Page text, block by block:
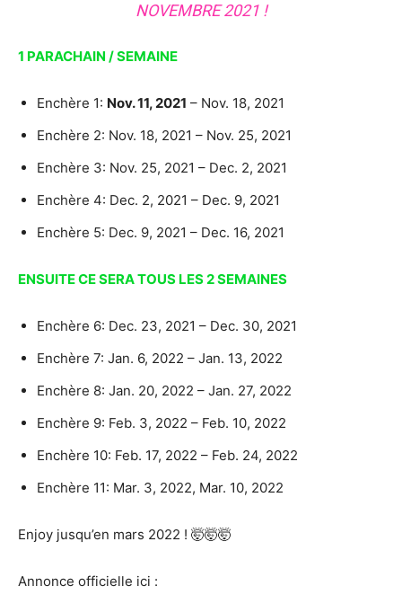
NOVEMBRE 2021 !
1 PARACHAIN / SEMAINE
Enchère 1: Nov. 11, 2021 – Nov. 18, 2021
Enchère 2: Nov. 18, 2021 – Nov. 25, 2021
Enchère 3: Nov. 25, 2021 – Dec. 2, 2021
Enchère 4: Dec. 2, 2021 – Dec. 9, 2021
Enchère 5: Dec. 9, 2021 – Dec. 16, 2021
ENSUITE CE SERA TOUS LES 2 SEMAINES
Enchère 6: Dec. 23, 2021 – Dec. 30, 2021
Enchère 7: Jan. 6, 2022 – Jan. 13, 2022
Enchère 8: Jan. 20, 2022 – Jan. 27, 2022
Enchère 9: Feb. 3, 2022 – Feb. 10, 2022
Enchère 10: Feb. 17, 2022 – Feb. 24, 2022
Enchère 11: Mar. 3, 2022, Mar. 10, 2022
Enjoy jusqu’en mars 2022 ! 🤯🤯🤯
Annonce officielle ici :